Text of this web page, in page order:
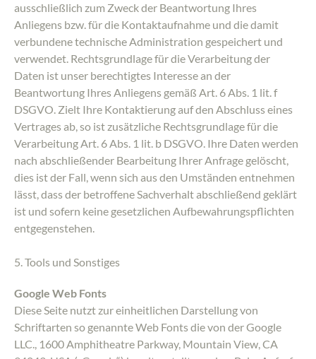
ausschließlich zum Zweck der Beantwortung Ihres
Anliegens bzw. für die Kontaktaufnahme und die damit
verbundene technische Administration gespeichert und
verwendet. Rechtsgrundlage für die Verarbeitung der
Daten ist unser berechtigtes Interesse an der
Beantwortung Ihres Anliegens gemäß Art. 6 Abs. 1 lit. f
DSGVO. Zielt Ihre Kontaktierung auf den Abschluss eines
Vertrages ab, so ist zusätzliche Rechtsgrundlage für die
Verarbeitung Art. 6 Abs. 1 lit. b DSGVO. Ihre Daten werden
nach abschließender Bearbeitung Ihrer Anfrage gelöscht,
dies ist der Fall, wenn sich aus den Umständen entnehmen
lässt, dass der betroffene Sachverhalt abschließend geklärt
ist und sofern keine gesetzlichen Aufbewahrungspflichten
entgegenstehen.
5. Tools und Sonstiges
Google Web Fonts
Diese Seite nutzt zur einheitlichen Darstellung von
Schriftarten so genannte Web Fonts die von der Google
LLC., 1600 Amphitheatre Parkway, Mountain View, CA